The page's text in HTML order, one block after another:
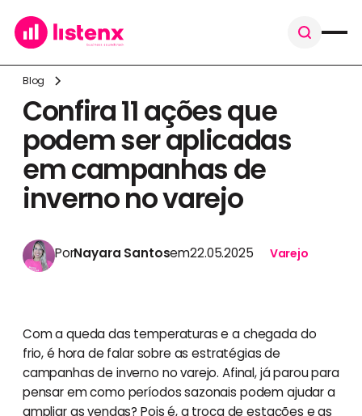
Blog
Confira 11 ações que
podem ser aplicadas
em campanhas de
inverno no varejo
PorNayara Santosem22.05.2025 Varejo
Com a queda das temperaturas e a chegada do
frio, é hora de falar sobre as estratégias de
campanhas de inverno no varejo. Afinal, já parou para
pensar em como períodos sazonais podem ajudar a
ampliar as vendas? Pois é, a troca de estações e as